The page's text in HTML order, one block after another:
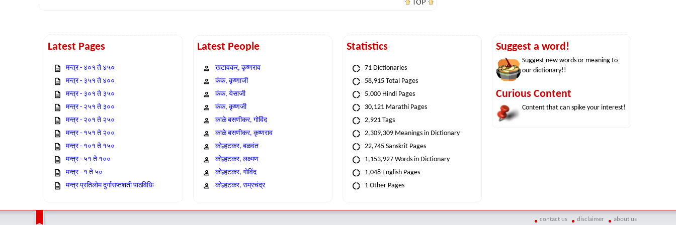
TOP
Latest Pages
मन्त्र - ४०१ ते ४५०
मन्त्र - ३५१ ते ४००
मन्त्र - ३०१ ते ३५०
मन्त्र - २५१ ते ३००
मन्त्र - २०१ ते २५०
मन्त्र - १५१ ते २००
मन्त्र - १०१ ते १५०
मन्त्र - ५१ ते १००
मन्त्र - १ ते ५०
मन्त्र प्रतिलोम दुर्गासप्तशती पाठविधिः
Latest People
खटावकर, कृष्णराव
कंक, कृष्णाजी
कंक, येसाजी
कंक, कृष्णजी
काळे बसणीकर, गोविंद
काळे बसणीकर, कृष्णराव
कोल्हटकर, बळवंत
कोल्हटकर, लक्ष्मण
कोल्हटकर, गोविंद
कोल्हटकर, राम्रचंद्र
Statistics
71 Dictionaries
58,915 Total Pages
5,000 Hindi Pages
30,121 Marathi Pages
2,921 Tags
2,309,309 Meanings in Dictionary
22,745 Sanskrit Pages
1,153,927 Words in Dictionary
1,048 English Pages
1 Other Pages
Suggest a word!
Suggest new words or meaning to
our dictionary!!
Curious Content
Content that can spike your interest!
contact us disclaimer about us